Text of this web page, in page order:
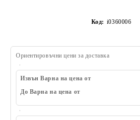
Код: i0360006
Ориентировъчни цени за доставка
Извън Варна на цена от
До Варна на цена от